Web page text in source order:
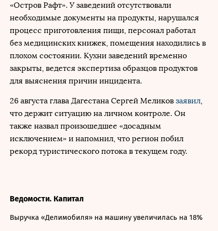
«Остров Рафт». У заведений отсутствовали
необходимые документы на продукты, нарушался
процесс приготовления пищи, персонал работал
без медицинских книжек, помещения находились в
плохом состоянии. Кухни заведений временно
закрыты, ведется экспертиза образцов продуктов
для выяснения причин инцидента.
26 августа глава Дагестана Сергей Меликов заявил,
что держит ситуацию на личном контроле. Он
также назвал произошедшее «досадным
исключением» и напомнил, что регион побил
рекорд туристического потока в текущем году.
Ведомости. Капитал
Выручка «Делимобиля» на машину увеличилась на 18%